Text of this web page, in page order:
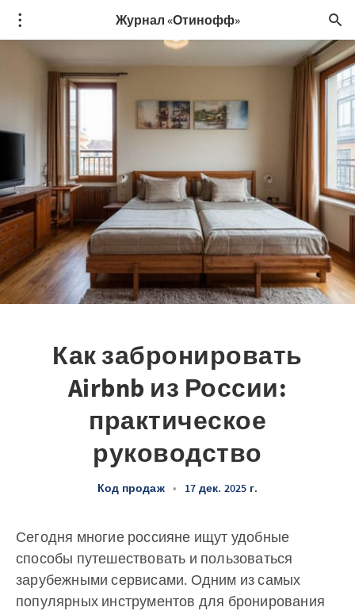
Журнал «Отинофф»
Как забронировать
Airbnb из России:
практическое
руководство
Код продаж • 17 дек. 2025 г.
Сегодня многие россияне ищут удобные
способы путешествовать и пользоваться
зарубежными сервисами. Одним из самых
популярных инструментов для бронирования